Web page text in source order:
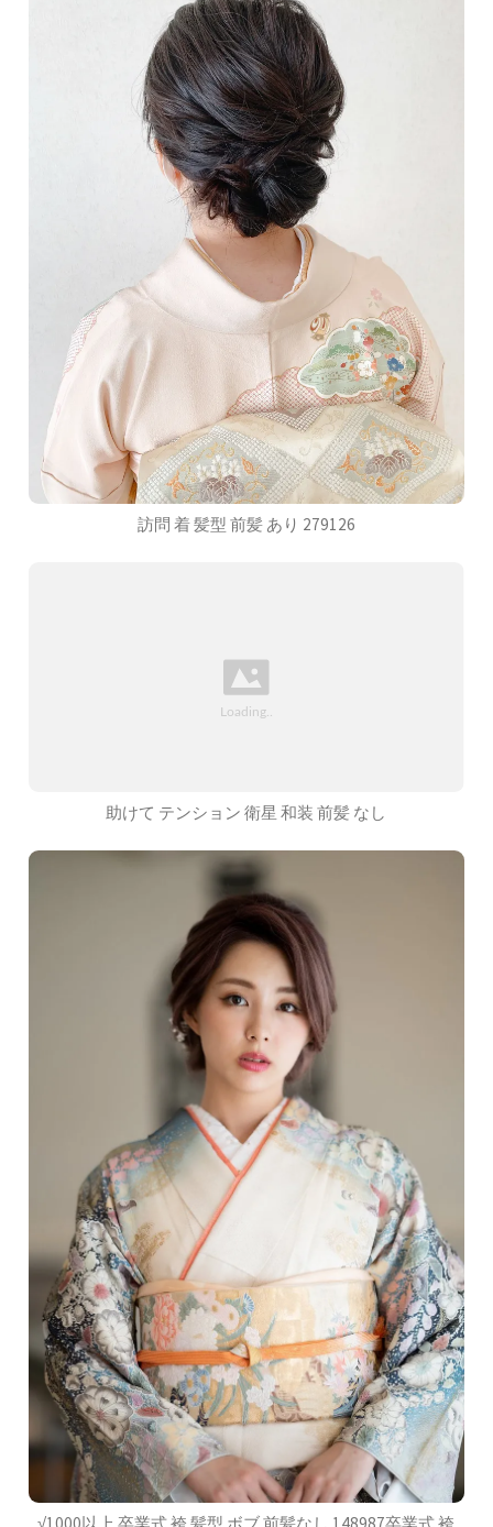
訪問 着 髪型 前髪 あり 279126
助けて テンション 衛星 和装 前髪 なし